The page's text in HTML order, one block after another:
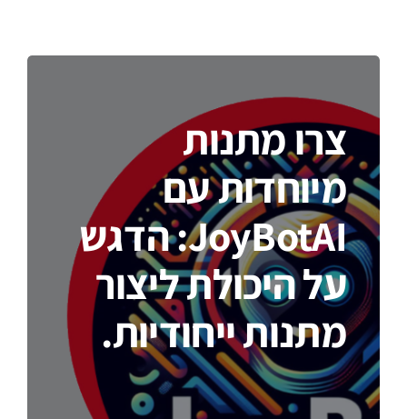
צרו מתנות
מיוחדות עם
JoyBotAI: הדגש
על היכולת ליצור
מתנות ייחודיות.